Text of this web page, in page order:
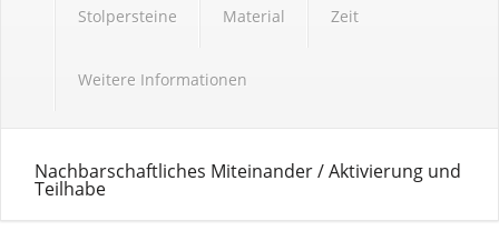
Stolpersteine Material Zeit
Weitere Informationen
Nachbarschaftliches Miteinander / Aktivierung und
Teilhabe